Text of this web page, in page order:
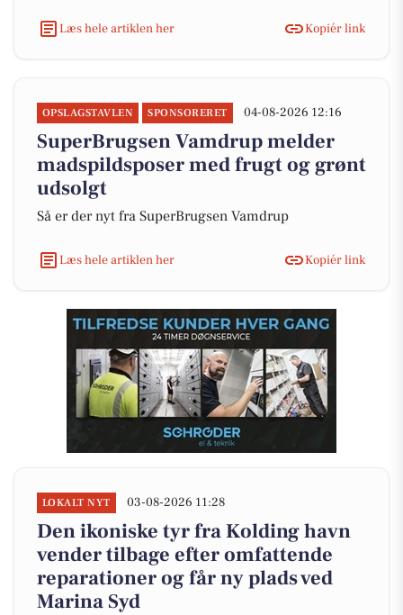
Læs hele artiklen her Kopiér link
OPSLAGSTAVLEN SPONSORERET 04-08-2026 12:16
SuperBrugsen Vamdrup melder
madspildsposer med frugt og grønt
udsolgt
Så er der nyt fra SuperBrugsen Vamdrup
Læs hele artiklen her Kopiér link
LOKALT NYT 03-08-2026 11:28
Den ikoniske tyr fra Kolding havn
vender tilbage efter omfattende
reparationer og får ny plads ved
Marina Syd